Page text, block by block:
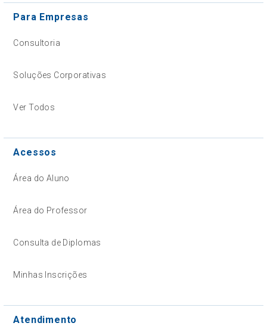
Para Empresas
Consultoria
Soluções Corporativas
Ver Todos
Acessos
Área do Aluno
Área do Professor
Consulta de Diplomas
Minhas Inscrições
Atendimento